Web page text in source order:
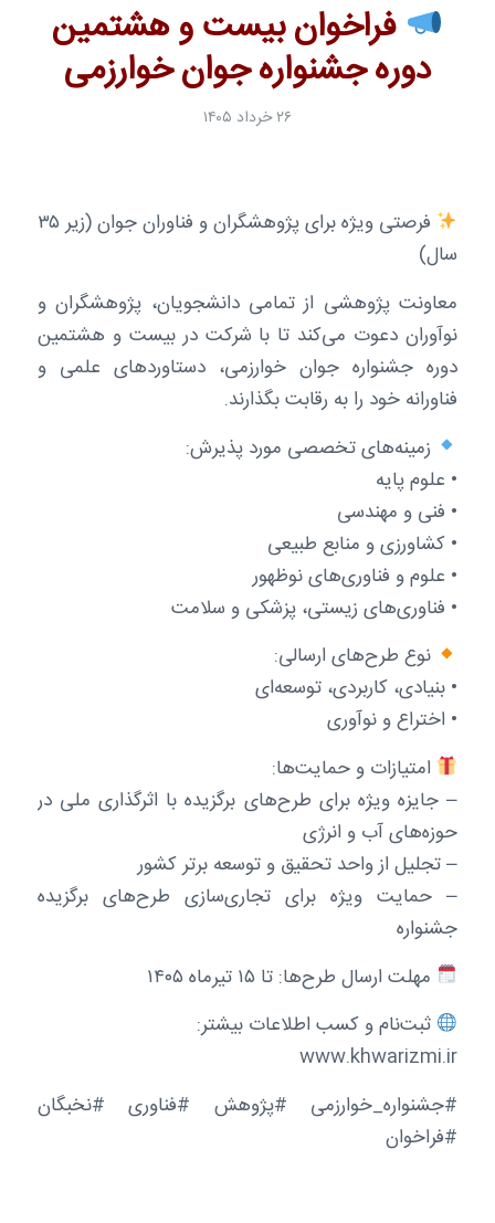
فراخوان بیست و هشتمین
دوره جشنواره جوان خوارزمی
۲۶ خرداد ۱۴۰۵
فرصتی ویژه برای پژوهشگران و فناوران جوان (زیر ۳۵
سال)
معاونت پژوهشی از تمامی دانشجویان، پژوهشگران و
نوآوران دعوت می‌کند تا با شرکت در بیست و هشتمین
دوره جشنواره جوان خوارزمی، دستاوردهای علمی و
فناورانه خود را به رقابت بگذارند.
زمینه‌های تخصصی مورد پذیرش:
• علوم پایه
• فنی و مهندسی
• کشاورزی و منابع طبیعی
• علوم و فناوری‌های نوظهور
• فناوری‌های زیستی، پزشکی و سلامت
نوع طرح‌های ارسالی:
• بنیادی، کاربردی، توسعه‌ای
• اختراع و نوآوری
امتیازات و حمایت‌ها:
– جایزه ویژه برای طرح‌های برگزیده با اثرگذاری ملی در
حوزه‌های آب و انرژی
– تجلیل از واحد تحقیق و توسعه برتر کشور
– حمایت ویژه برای تجاری‌سازی طرح‌های برگزیده
جشنواره
مهلت ارسال طرح‌ها: تا ۱۵ تیرماه ۱۴۰۵
ثبت‌نام و کسب اطلاعات بیشتر:
www.khwarizmi.ir
#جشنواره_خوارزمی #پژوهش #فناوری #نخبگان
#فراخوان